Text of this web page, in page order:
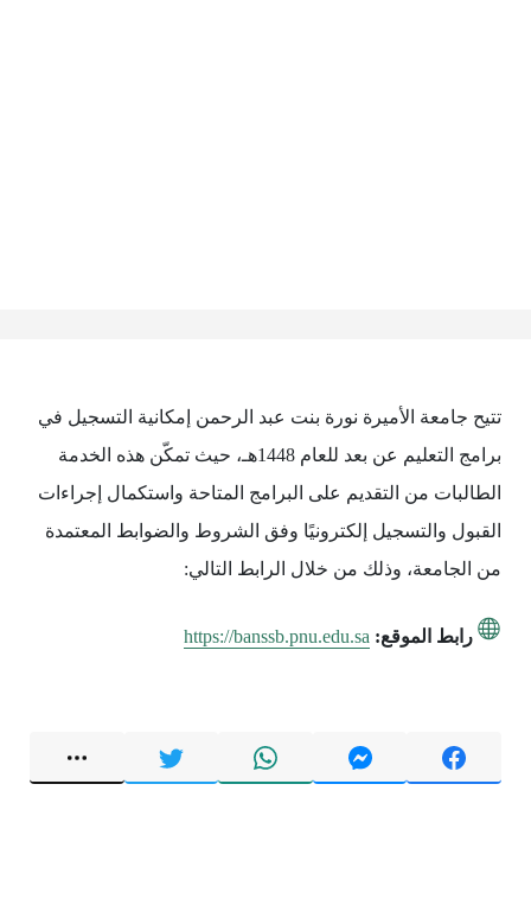
تتيح جامعة الأميرة نورة بنت عبد الرحمن إمكانية التسجيل في
برامج التعليم عن بعد للعام 1448هـ، حيث تمكّن هذه الخدمة
الطالبات من التقديم على البرامج المتاحة واستكمال إجراءات
القبول والتسجيل إلكترونيًا وفق الشروط والضوابط المعتمدة
من الجامعة، وذلك من خلال الرابط التالي:
رابط الموقع: https://banssb.pnu.edu.sa